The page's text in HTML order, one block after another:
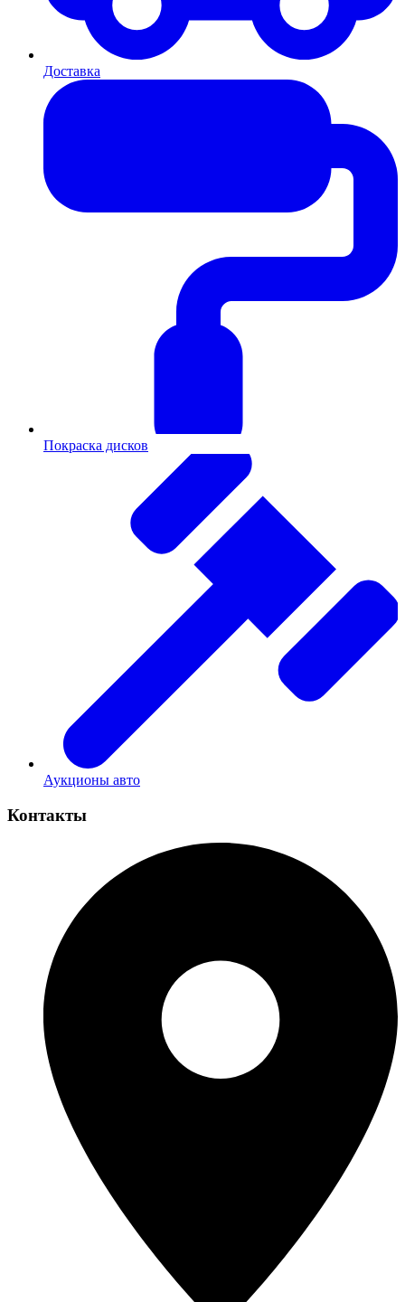
Доставка
Покраска дисков
Аукционы авто
Контакты